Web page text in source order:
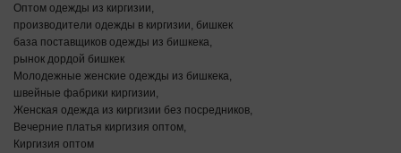
Оптом одежды из киргизии,
производители одежды в киргизии, бишкек
база поставщиков одежды из бишкека,
рынок дордой бишкек
Молодежные женские одежды из бишкека,
швейные фабрики киргизии,
Женская одежда из киргизии без посредников,
Вечерние платья киргизия оптом,
Киргизия оптом